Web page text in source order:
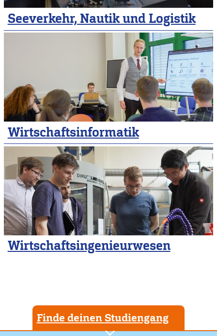
Seeverkehr, Nautik und Logistik
Wirtschaftsinformatik
Wirtschaftsingenieurwesen
Finde deinen Studiengang